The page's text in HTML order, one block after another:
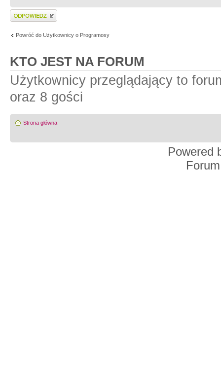
Wyślij odpowiedź
Powróć do Użytkownicy o Programosy
KTO JEST NA FORUM
Użytkownicy przeglądający to
oraz 8 gości
Strona główna
Powered